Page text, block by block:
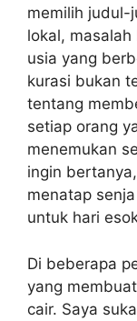
memilih judul-
lokal,
usia yang
kurasi bukan
tentang
setiap orang
menemukan
ingin
menatap
untuk hari
Di beberapa
yang
cair. Saya